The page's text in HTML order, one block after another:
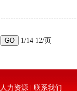
1/14 12/页
人力资源 联系我们